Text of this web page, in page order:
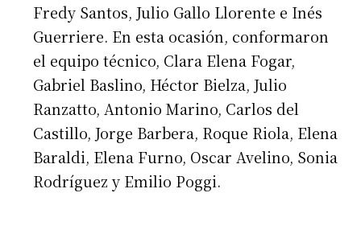
Fredy Santos, Julio Gallo Llorente e Inés
Guerriere. En esta ocasión, conformaron
el equipo técnico, Clara Elena Fogar,
Gabriel Baslino, Héctor Bielza, Julio
Ranzatto, Antonio Marino, Carlos del
Castillo, Jorge Barbera, Roque Riola, Elena
Baraldi, Elena Furno, Oscar Avelino, Sonia
Rodríguez y Emilio Poggi.